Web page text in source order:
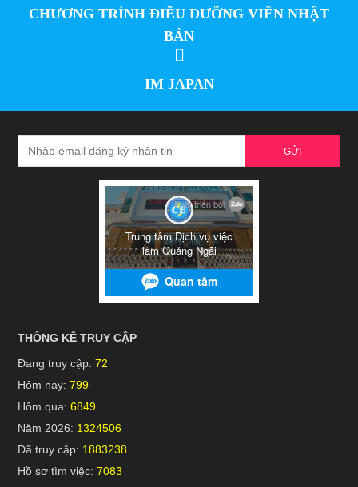
CHƯƠNG TRÌNH ĐIỀU DƯỠNG VIÊN NHẬT
BẢN
IM JAPAN
GỬI
THỐNG KÊ TRUY CẬP
Đang truy cập: 72
Hôm nay: 799
Hôm qua: 6849
Năm 2026: 1324506
Đã truy cập: 1883238
Hồ sơ tìm việc: 7083